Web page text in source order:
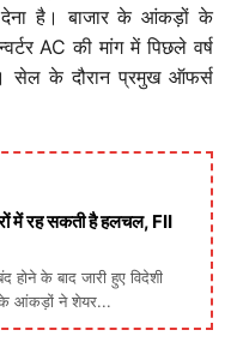
देना है। बाजार के आंकड़ों के
AC की मांग में पिछले वर्ष
सेल के दौरान प्रमुख ऑफर्स
में रह सकती है हलचल, FII
होने के बाद जारी हुए विदेशी
के आंकड़ों ने शेयर...